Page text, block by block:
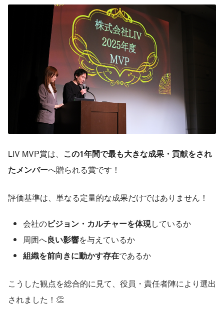
LIV MVP賞は、 この1年間で最も大きな成果・貢献をされ
たメンバーへ贈られる賞です！
評価基準は、単なる定量的な成果だけではありません！
会社のビジョン・カルチャーを体現しているか
周囲へ良い影響を与えているか
組織を前向きに動かす存在であるか
こうした観点を総合的に見て、役員・責任者陣により選出
されました！👏